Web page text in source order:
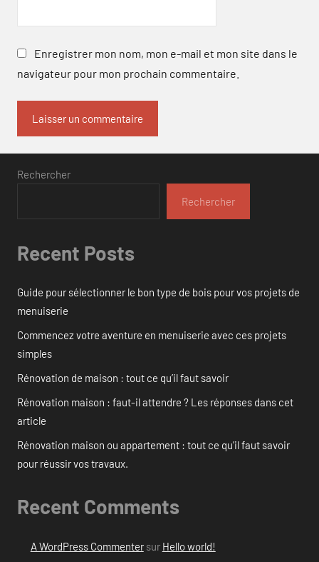
Enregistrer mon nom, mon e-mail et mon site dans le
navigateur pour mon prochain commentaire.
Rechercher
Rechercher
Recent Posts
Guide pour sélectionner le bon type de bois pour vos projets de
menuiserie
Commencez votre aventure en menuiserie avec ces projets
simples
Rénovation de maison : tout ce qu’il faut savoir
Rénovation maison : faut-il attendre ? Les réponses dans cet
article
Rénovation maison ou appartement : tout ce qu’il faut savoir
pour réussir vos travaux.
Recent Comments
A WordPress Commentersur Hello world!